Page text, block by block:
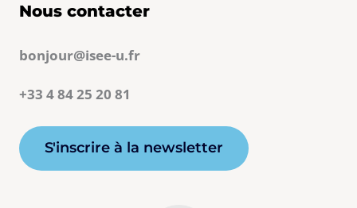
Nous contacter
bonjour@isee-u.fr
+33 4 84 25 20 81
S'inscrire à la newsletter